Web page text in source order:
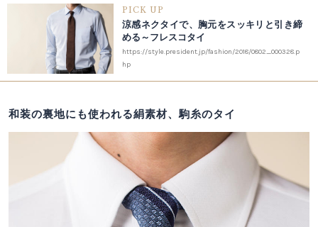
PICK UP
涼感ネクタイで、胸元をスッキリと引き締
める～フレスコタイ
https://style.president.jp/fashion/2018/0802_000328.p
hp
和装の裏地にも使われる絹素材、駒糸のタイ